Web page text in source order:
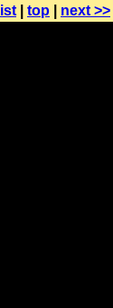
list top next >>